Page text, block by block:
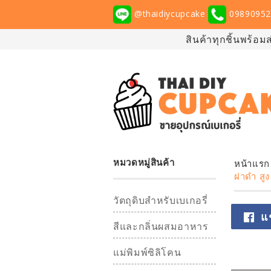
@thaidiycupcake
สินค้าทุกชิ้นพร้อม
หมวดหมู่สินค้า
วัตถุดิบสำหรับเบเกอรี่
สีและกลิ่นผสมอาหาร
แม่พิมพ์ซิลิโคน
หน้าแรก
ฝาดำ สู